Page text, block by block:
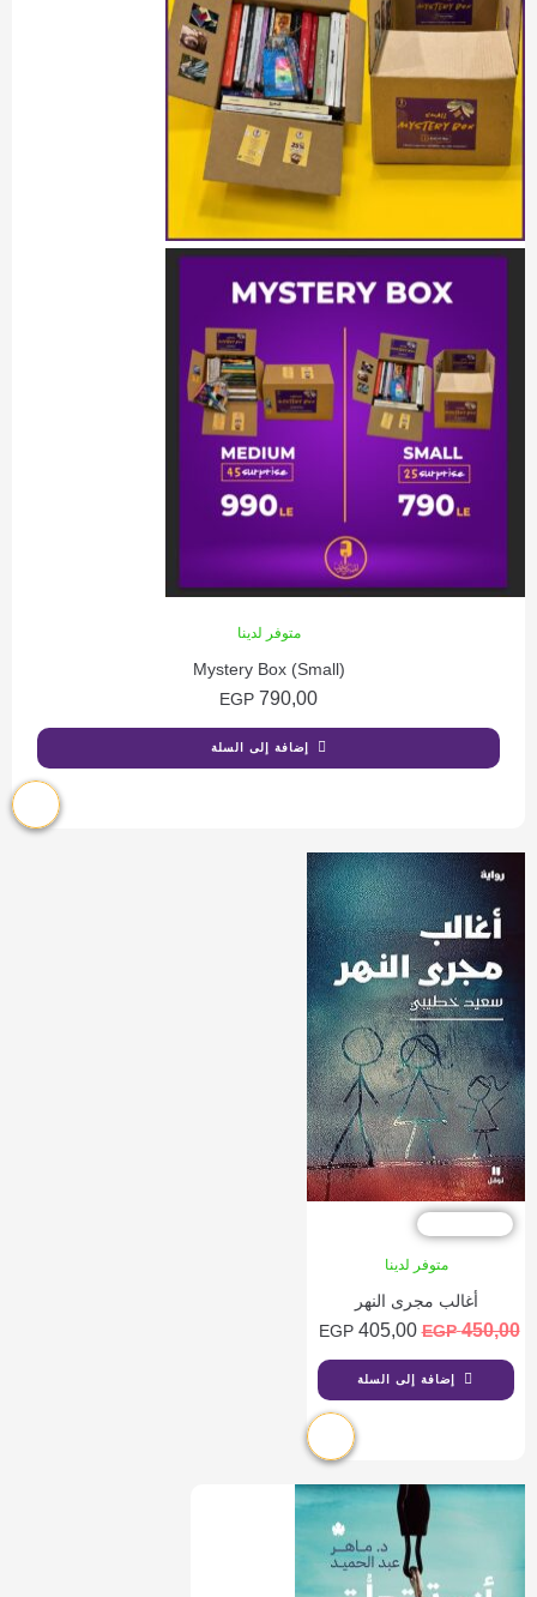
متوفر لدينا
Mystery Box (Small)
790,00
EGP
إضافة إلى السلة
متوفر لدينا
أغالب مجرى النهر
450,00
EGP
405,00
EGP
إضافة إلى السلة